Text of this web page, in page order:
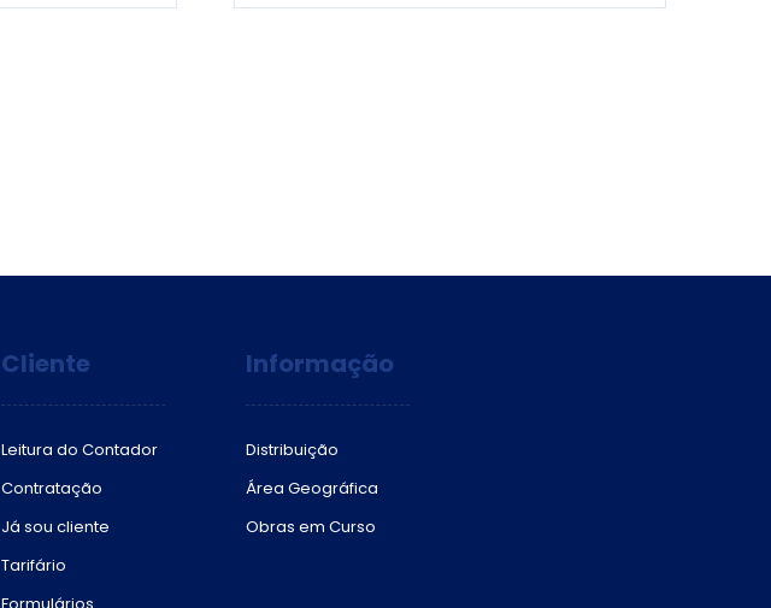
Cliente
Leitura do Contador
Contratação
Já sou cliente
Tarifário
Formulários
Informação
Distribuição
Área Geográfica
Obras em Curso